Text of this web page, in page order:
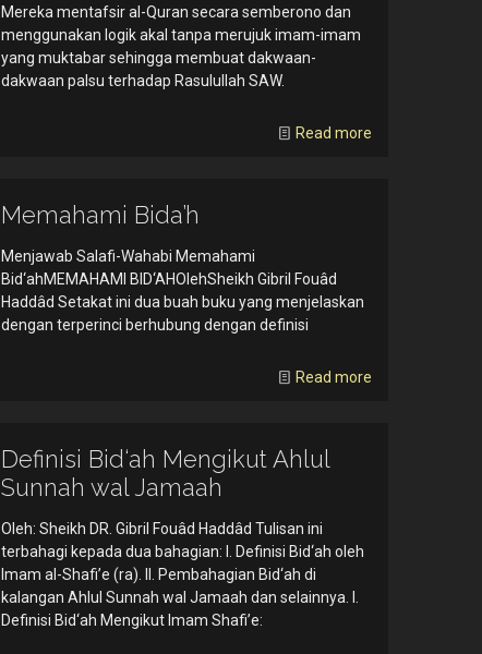
Mereka mentafsir al-Quran secara semberono dan
menggunakan logik akal tanpa merujuk imam-imam
yang muktabar sehingga membuat dakwaan-
dakwaan palsu terhadap Rasulullah SAW.
Read more
Memahami Bida’h
Menjawab Salafi-Wahabi Memahami
Bid‘ahMEMAHAMI BID‘AHOlehSheikh Gibril Fouâd
Haddâd Setakat ini dua buah buku yang menjelaskan
dengan terperinci berhubung dengan definisi
Read more
Definisi Bid‘ah Mengikut Ahlul
Sunnah wal Jamaah
Oleh: Sheikh DR. Gibril Fouâd Haddâd Tulisan ini
terbahagi kepada dua bahagian: I. Definisi Bid‘ah oleh
Imam al-Shafi’e (ra). II. Pembahagian Bid‘ah di
kalangan Ahlul Sunnah wal Jamaah dan selainnya. I.
Definisi Bid‘ah Mengikut Imam Shafi’e: